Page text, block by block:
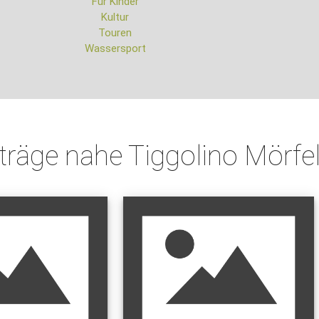
Kultur
Touren
Wassersport
nahe Tiggolino